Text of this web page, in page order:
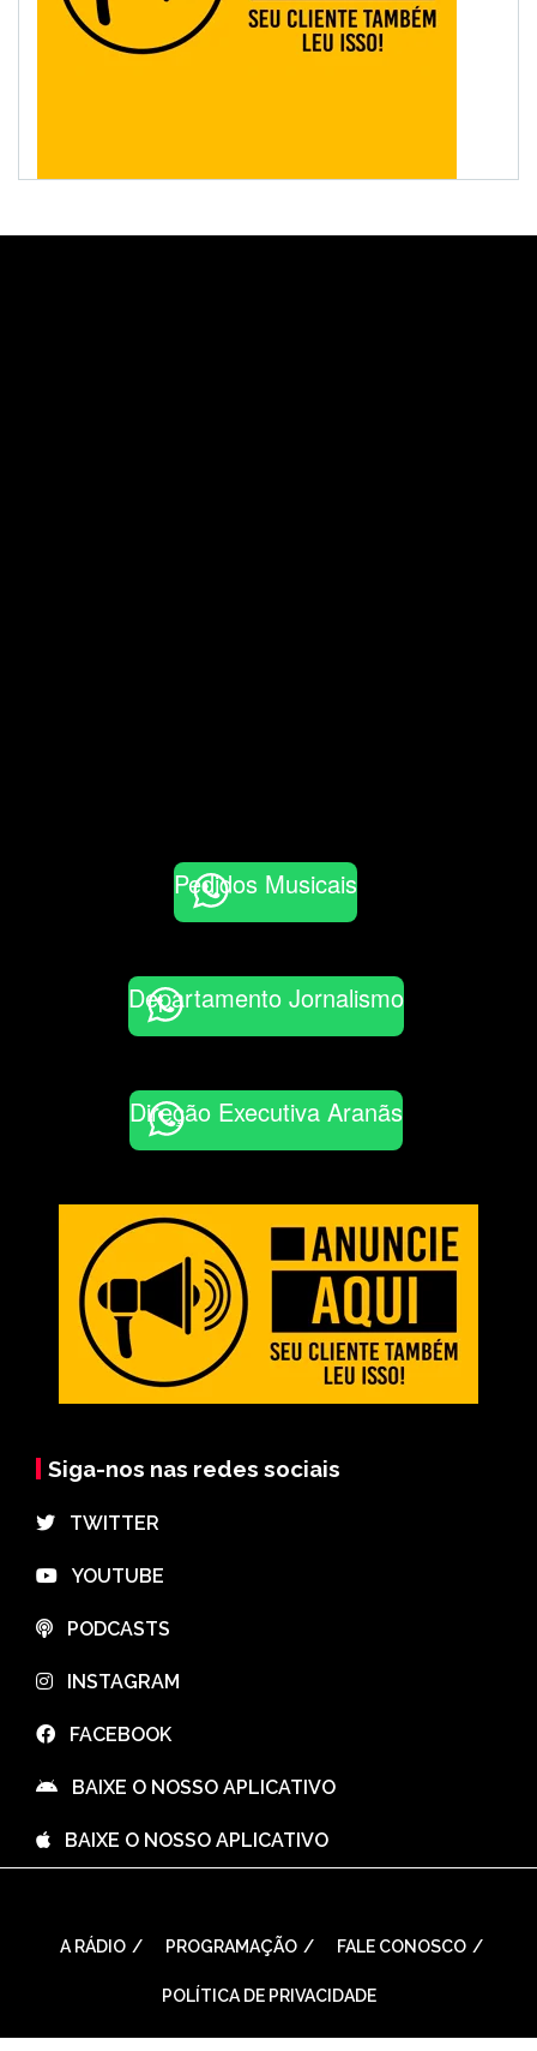
Pedidos Musicais
Departamento Jornalismo
Direção Executiva Aranãs
Siga-nos nas redes sociais
⠀TWITTER
⠀YOUTUBE
⠀PODCASTS
⠀INSTAGRAM
⠀FACEBOOK
⠀BAIXE O NOSSO APLICATIVO
⠀BAIXE O NOSSO APLICATIVO
A RÁDIO PROGRAMAÇÃO FALE CONOSCO
POLÍTICA DE PRIVACIDADE